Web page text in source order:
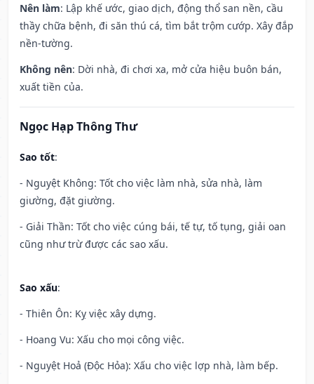
Nên làm: Lập khế ước, giao dịch, động thổ san nền, cầu
thầy chữa bệnh, đi săn thú cá, tìm bắt trộm cướp. Xây đắp
nền-tường.
Không nên: Dời nhà, đi chơi xa, mở cửa hiệu buôn bán,
xuất tiền của.
Ngọc Hạp Thông Thư
Sao tốt:
- Nguyệt Không: Tốt cho việc làm nhà, sửa nhà, làm
giường, đặt giường.
- Giải Thần: Tốt cho việc cúng bái, tế tự, tố tụng, giải oan
cũng như trừ được các sao xấu.
Sao xấu:
- Thiên Ôn: Kỵ việc xây dựng.
- Hoang Vu: Xấu cho mọi công việc.
- Nguyệt Hoả (Độc Hỏa): Xấu cho việc lợp nhà, làm bếp.